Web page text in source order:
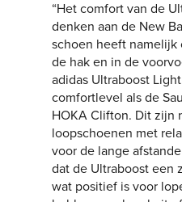
“Het comfort van de
denken aan de New
schoen heeft
de hak en in de
adidas Ultraboost
comfortlevel als de
HOKA Clifton. Dit zijn
loopschoenen met
voor de lange
dat de Ultraboost een
wat positief is voor